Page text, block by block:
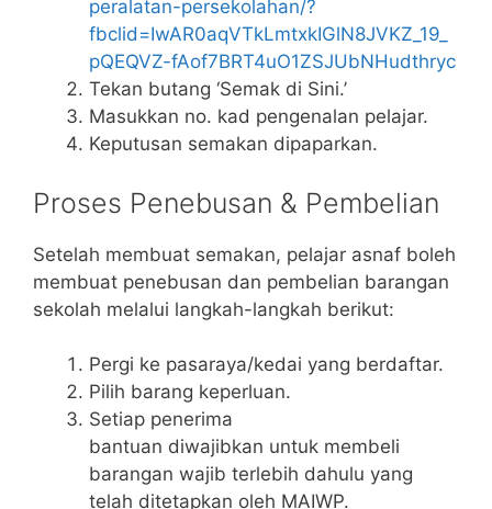
peralatan-persekolahan/?
fbclid=IwAR0aqVTkLmtxkIGlN8JVKZ_19_
pQEQVZ-fAof7BRT4uO1ZSJUbNHudthryc
Tekan butang ‘Semak di Sini.’
Masukkan no. kad pengenalan pelajar.
Keputusan semakan dipaparkan.
Proses Penebusan & Pembelian
Setelah membuat semakan, pelajar asnaf boleh
membuat penebusan dan pembelian barangan
sekolah melalui langkah-langkah berikut:
Pergi ke pasaraya/kedai yang berdaftar.
Pilih barang keperluan.
Setiap penerima
bantuan diwajibkan untuk membeli
barangan wajib terlebih dahulu yang
telah ditetapkan oleh MAIWP.